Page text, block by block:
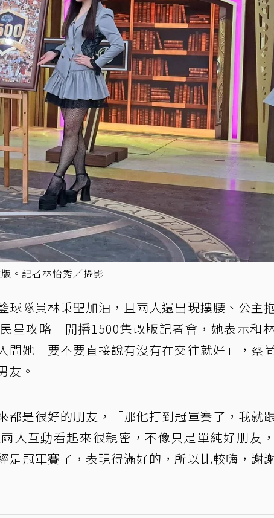
。記者林怡秀／攝影
球隊員林秉聖加油，且兩人還出現摟腰、公主
星攻略」開播1500集改版記者會，她表示和
問她「要不要直接說有沒有在交往就好」，蔡
友。
都是很好的朋友，「那他打到冠軍賽了，我就
人互動看起來很親密，不像只是單純好朋友
是冠軍賽了，表現得滿好的，所以比較嗨，謝